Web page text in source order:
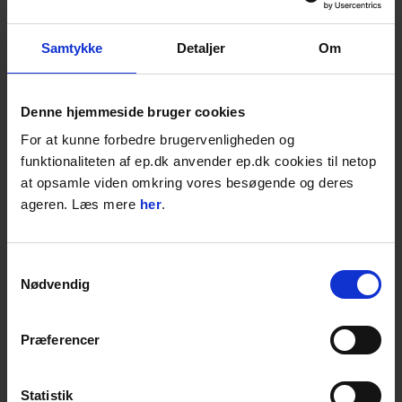
Samtykke Detaljer Om
Denne hjemmeside bruger cookies
For at kunne forbedre brugervenligheden og
funktionaliteten af ep.dk anvender ep.dk cookies til netop
at opsamle viden omkring vores besøgende og deres
ageren. Læs mere her.
Nødvendig
Præferencer
Statistik
210,00DKK
262,50DKK inkl. moms
STK Læg i kurven
OBS: Afhentningsvare
t/luftkølede totaktsmotorer
Fåes i 2-takt (2T) og 4-takt
(4T)